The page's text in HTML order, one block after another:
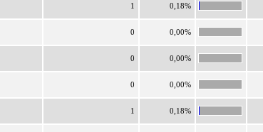
1 0,18%
0 0,00%
0 0,00%
0 0,00%
1 0,18%